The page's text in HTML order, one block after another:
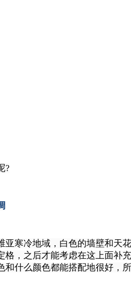
?
亚寒冷地域，白色的墙壁和天
格，之后才能考虑在这上面补
和什么颜色都能搭配地很好，